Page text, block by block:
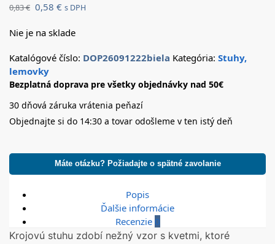
0,83€ 0,58 € s DPH
Nie je na sklade
Katalógové číslo: DOP26091222biela Kategória: Stuhy,
lemovky
Bezplatná doprava pre všetky objednávky nad 50€
30 dňová záruka vrátenia peňazí
Objednajte si do 14:30 a tovar odošleme v ten istý deň
Máte otázku? Požiadajte o spätné zavolanie
Popis
Ďalšie informácie
Recenzie 0
Krojovú stuhu zdobí nežný vzor s kvetmi, ktoré